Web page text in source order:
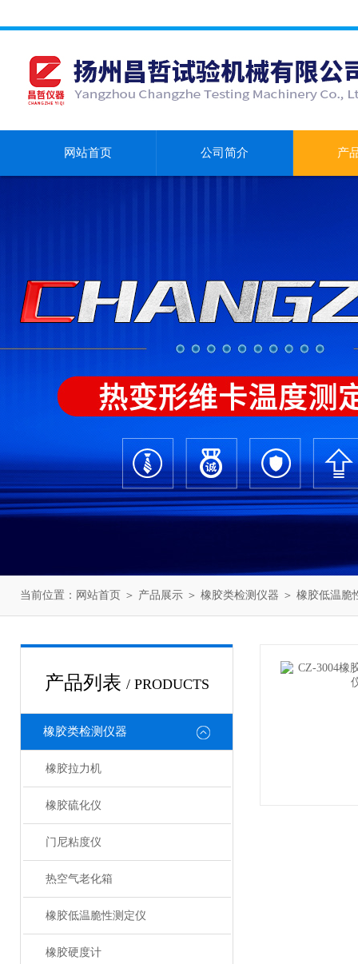
网站首页 公司简介 产
当前位置： 网站首页 ＞ 产品展示 ＞ 橡胶类检测仪器 ＞ 橡胶低温脆
产品列表 / PRODUCTS
橡胶类检测仪器
橡胶拉力机
橡胶硫化仪
门尼粘度仪
热空气老化箱
橡胶低温脆性测定仪
橡胶硬度计